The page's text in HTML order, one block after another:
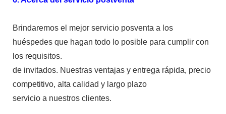
Brindaremos el mejor servicio posventa a los
huéspedes que hagan todo lo posible para cumplir con
los requisitos.
de invitados. Nuestras ventajas y entrega rápida, precio
competitivo, alta calidad y largo plazo
servicio a nuestros clientes.